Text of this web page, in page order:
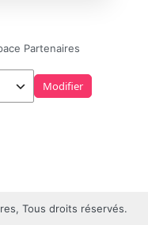
Partenaires
Tous droits réservés.